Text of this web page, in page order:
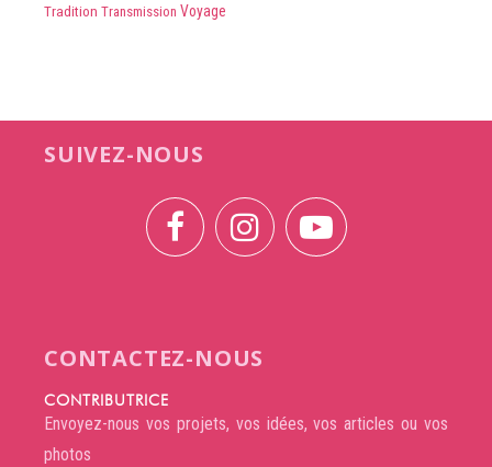
Tradition Transmission Voyage
SUIVEZ-NOUS
CONTACTEZ-NOUS
CONTRIBUTRICE
Envoyez-nous vos projets, vos idées, vos articles ou vos
photos